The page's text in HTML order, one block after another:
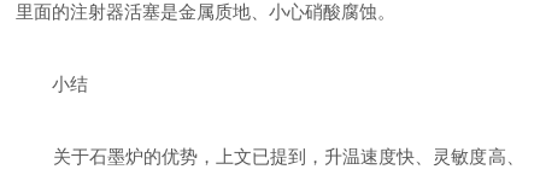
里面的注射器活塞是金属质地、小心硝酸腐蚀。
小结
关于石墨炉的优势，上文已提到，升温速度快、灵敏度高、